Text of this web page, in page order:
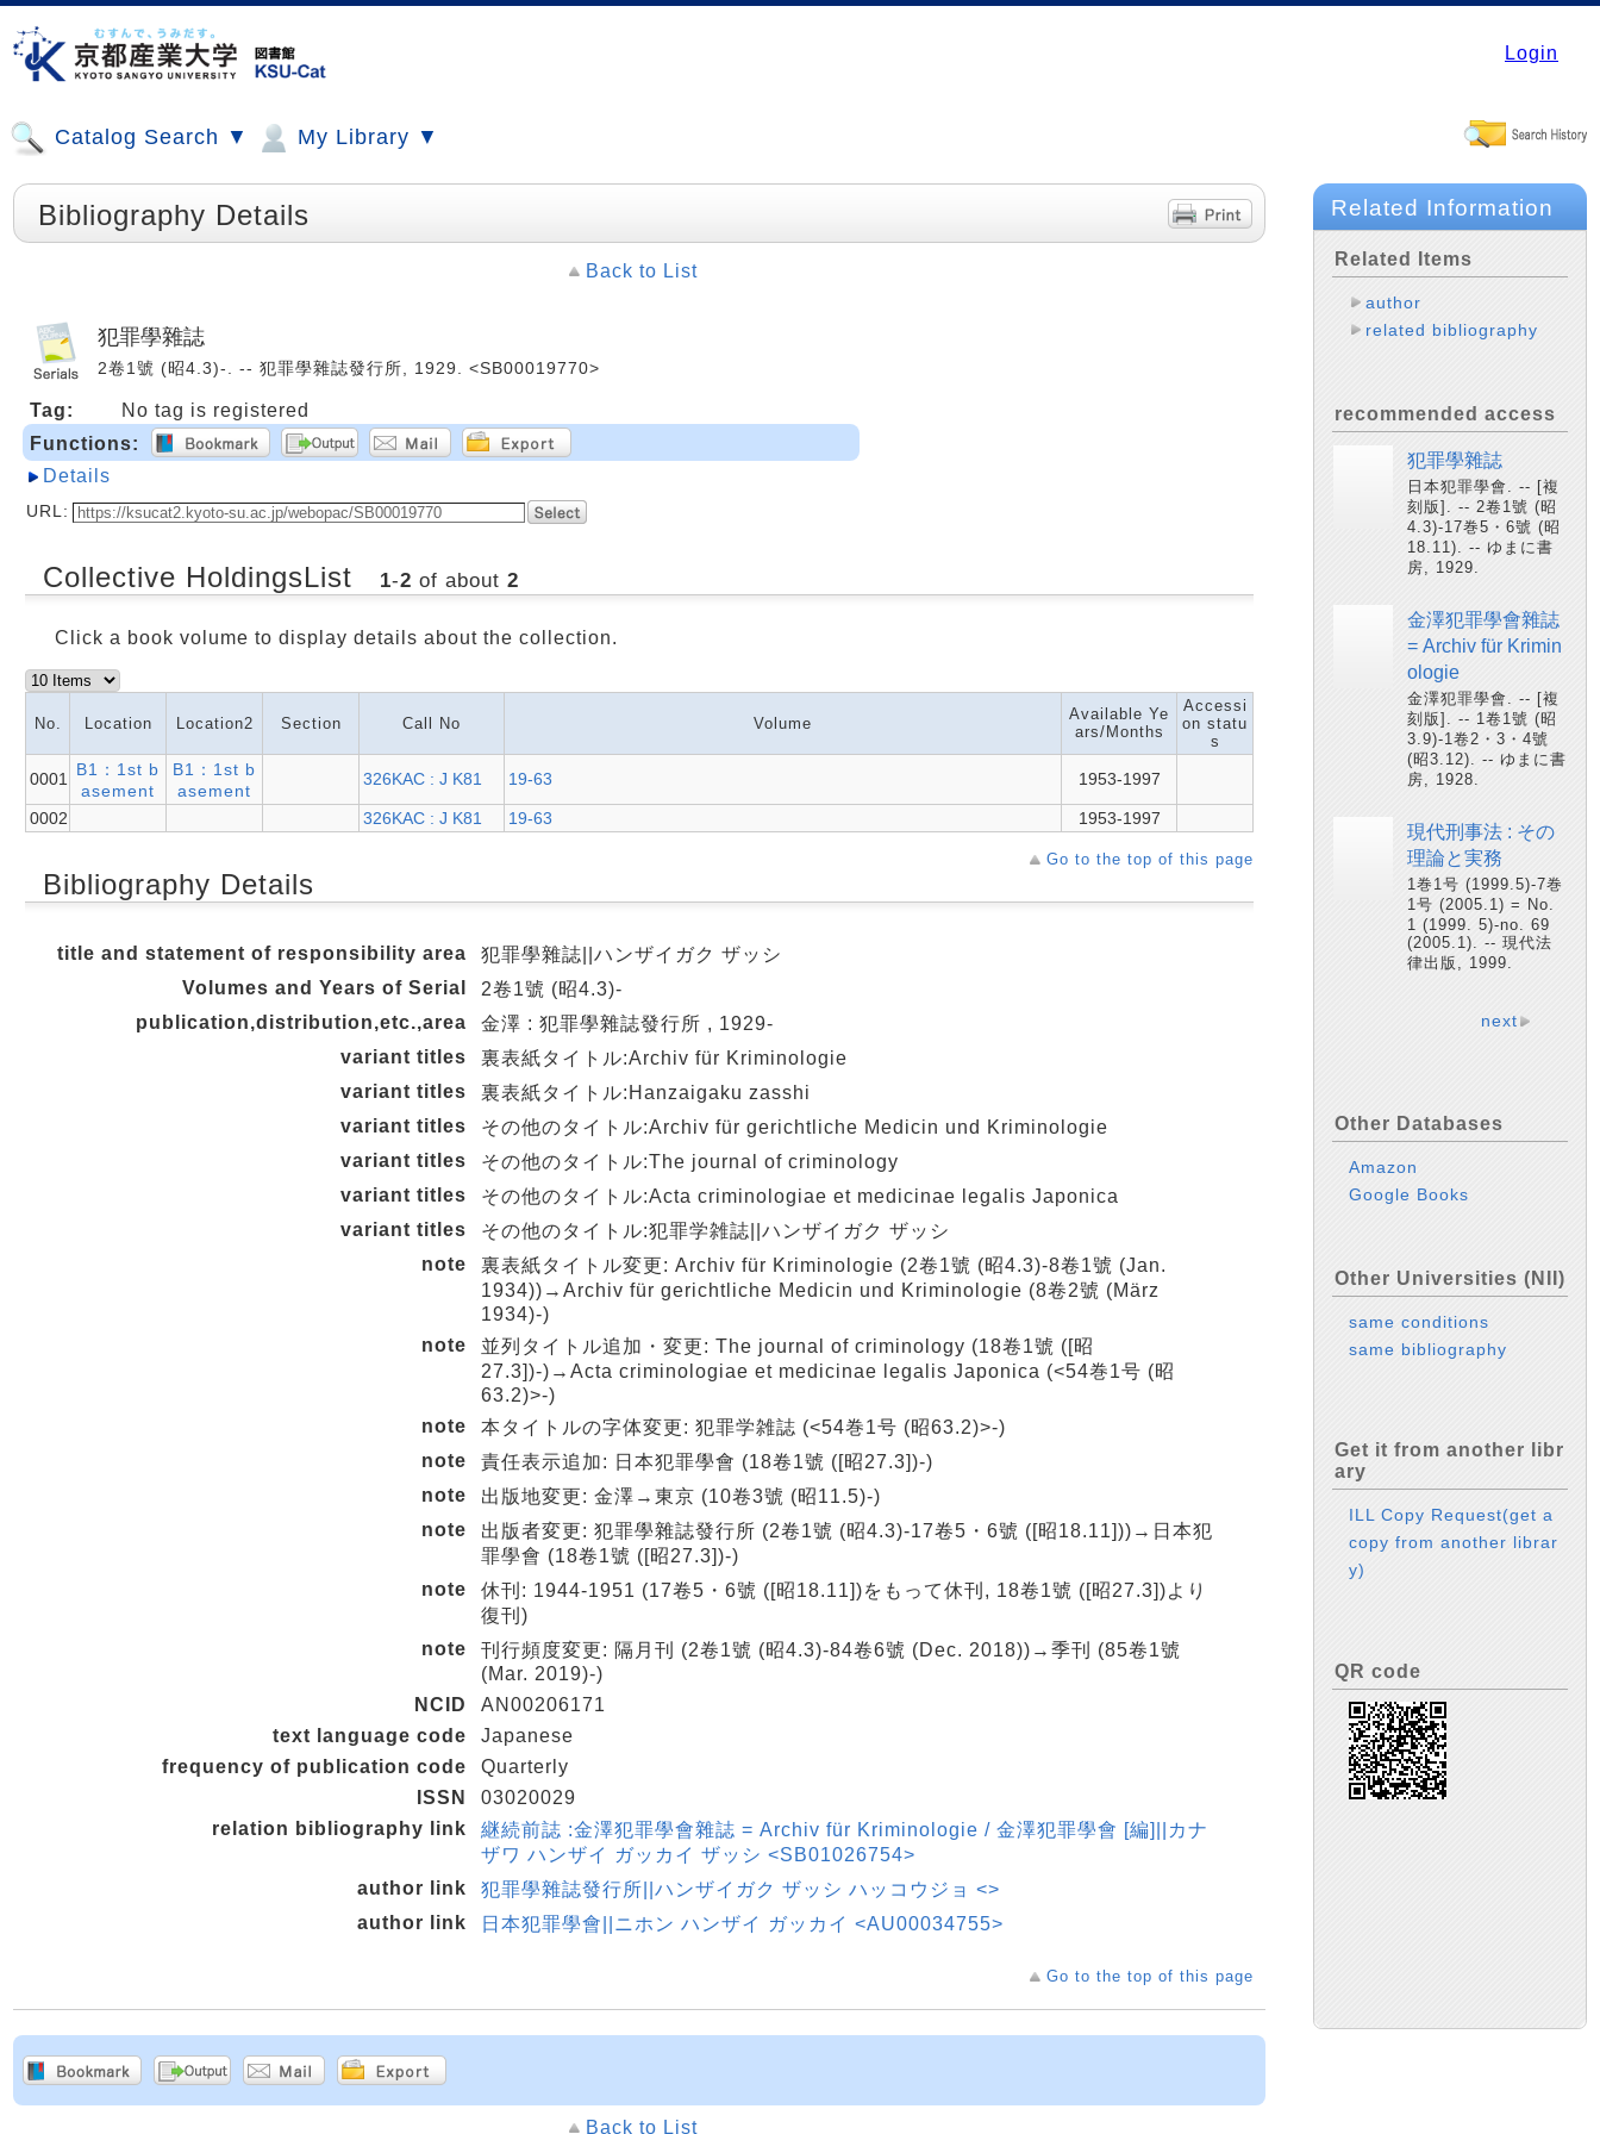
Login
Catalog Search ▼ My Library ▼
Bibliography Details
Back to List
犯罪學雜誌
2卷1號 (昭4.3)-. -- 犯罪學雜誌發行所, 1929. <SB00019770>
Tag:
No tag is registered
Functions:
Details
URL:
Collective HoldingsList 1-2 of about 2
Click a book volume to display details about the collection.
No. Location Location2 Section Call No Volume
Available Ye
ars/Months
Accessi
on statu
s
0001
B1：1st b
asement
B1：1st b
asement
326KAC : J K81 19-63 1953-1997
0002 326KAC : J K81 19-63 1953-1997
Go to the top of this page
Bibliography Details
title and statement of responsibility area
犯罪學雜誌||ハンザイガク ザッシ
Volumes and Years of Serial
2卷1號 (昭4.3)-
publication,distribution,etc.,area
金澤 : 犯罪學雜誌發行所 , 1929-
variant titles
裏表紙タイトル:Archiv für Kriminologie
variant titles
裏表紙タイトル:Hanzaigaku zasshi
variant titles
その他のタイトル:Archiv für gerichtliche Medicin und Kriminologie
variant titles
その他のタイトル:The journal of criminology
variant titles
その他のタイトル:Acta criminologiae et medicinae legalis Japonica
variant titles
その他のタイトル:犯罪学雑誌||ハンザイガク ザッシ
note
裏表紙タイトル変更: Archiv für Kriminologie (2卷1號 (昭4.3)-8卷1號 (Jan.
1934))→Archiv für gerichtliche Medicin und Kriminologie (8卷2號 (März
1934)-)
note
並列タイトル追加・変更: The journal of criminology (18卷1號 ([昭
27.3])-)→Acta criminologiae et medicinae legalis Japonica (<54巻1号 (昭
63.2)>-)
note
本タイトルの字体変更: 犯罪学雑誌 (<54巻1号 (昭63.2)>-)
note
責任表示追加: 日本犯罪學會 (18卷1號 ([昭27.3])-)
note
出版地変更: 金澤→東京 (10卷3號 (昭11.5)-)
note
出版者変更: 犯罪學雜誌發行所 (2卷1號 (昭4.3)-17卷5・6號 ([昭18.11]))→日本犯
罪學會 (18卷1號 ([昭27.3])-)
note
休刊: 1944-1951 (17卷5・6號 ([昭18.11])をもって休刊, 18卷1號 ([昭27.3])より
復刊)
note
刊行頻度変更: 隔月刊 (2卷1號 (昭4.3)-84卷6號 (Dec. 2018))→季刊 (85卷1號
(Mar. 2019)-)
NCID
AN00206171
text language code
Japanese
frequency of publication code
Quarterly
ISSN
03020029
relation bibliography link
継続前誌 :金澤犯罪學會雜誌 = Archiv für Kriminologie / 金澤犯罪學會 [編]||カナ
ザワ ハンザイ ガッカイ ザッシ <SB01026754>
author link
犯罪學雜誌發行所||ハンザイガク ザッシ ハッコウジョ <>
author link
日本犯罪學會||ニホン ハンザイ ガッカイ <AU00034755>
Go to the top of this page
Back to List
Related Information
Related Items
author
related bibliography
recommended access
犯罪學雜誌
日本犯罪學會. -- [複
刻版]. -- 2卷1號 (昭
4.3)-17巻5・6號 (昭
18.11). -- ゆまに書
房, 1929.
金澤犯罪學會雜誌
= Archiv für Krimin
ologie
金澤犯罪學會. -- [複
刻版]. -- 1卷1號 (昭
3.9)-1卷2・3・4號
(昭3.12). -- ゆまに書
房, 1928.
現代刑事法 : その
理論と実務
1巻1号 (1999.5)-7巻
1号 (2005.1) = No.
1 (1999. 5)-no. 69
(2005.1). -- 現代法
律出版, 1999.
next
Other Databases
Amazon
Google Books
Other Universities (NII)
same conditions
same bibliography
Get it from another libr
ary
ILL Copy Request(get a
copy from another librar
y)
QR code